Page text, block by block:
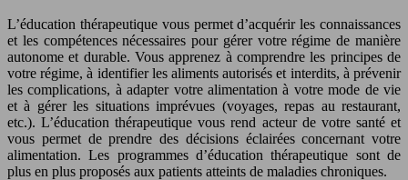
L’éducation thérapeutique vous permet d’acquérir les connaissances
et les compétences nécessaires pour gérer votre régime de manière
autonome et durable. Vous apprenez à comprendre les principes de
votre régime, à identifier les aliments autorisés et interdits, à prévenir
les complications, à adapter votre alimentation à votre mode de vie
et à gérer les situations imprévues (voyages, repas au restaurant,
etc.). L’éducation thérapeutique vous rend acteur de votre santé et
vous permet de prendre des décisions éclairées concernant votre
alimentation. Les programmes d’éducation thérapeutique sont de
plus en plus proposés aux patients atteints de maladies chroniques.